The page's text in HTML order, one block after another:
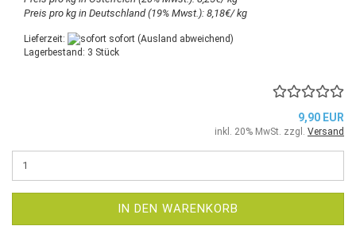
Preis pro kg in Deutschland (19% Mwst.): 8,18€/ kg
Lieferzeit: sofort (Ausland abweichend)
Lagerbestand: 3 Stück
9,90 EUR
inkl. 20% MwSt. zzgl. Versand
IN DEN WARENKORB